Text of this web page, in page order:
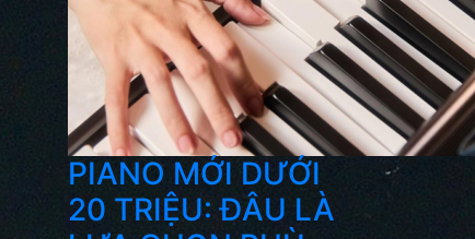
PIANO MỚI DƯỚI
20 TRIỆU: ĐÂU LÀ